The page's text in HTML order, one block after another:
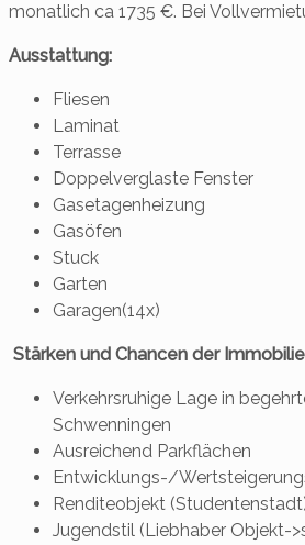
monatlich ca 1735 €. Bei
Ausstattung:
Fliesen
Laminat
Terrasse
Doppelverglaste Fenster
Gasetagenheizung
Gasöfen
Stuck
Garten
Garagen(14x)
Stärken und Chancen der Immobilie
Verkehrsruhige Lage in
Schwenningen
Ausreichend Parkflächen
Entwicklungs-/
Renditeobjekt
Jugendstil (Liebhaber Objekt-